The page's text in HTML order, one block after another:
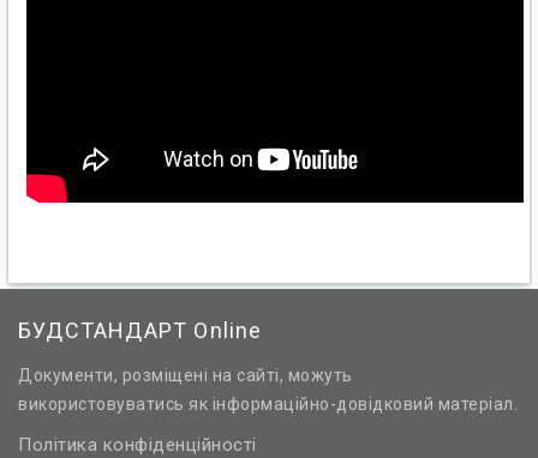
БУДСТАНДАРТ Online
Документи, розміщені на сайті, можуть
використовуватись як інформаційно-довідковий матеріал.
Політика конфіденційності